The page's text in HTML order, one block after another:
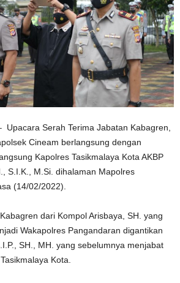
Upacara Serah Terima Jabatan Kabagren,
Cineam berlangsung dengan
Kapolres Tasikmalaya Kota AKBP
S.I.K., M.Si. dihalaman Mapolres
(14/02/2022).
dari Kompol Arisbaya, SH. yang
Wakapolres Pangandaran digantikan
SH., MH. yang sebelumnya menjabat
Kota.